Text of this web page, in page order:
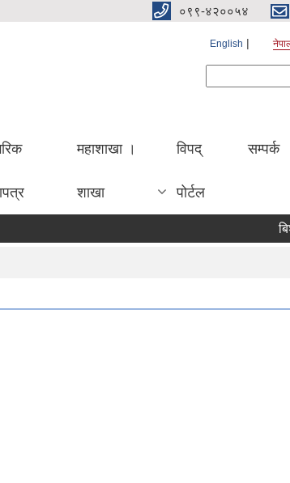
०९९-४२००५४
English
महाशाखा ।
शाखा
विपद्
पोर्टल
सम्पर्क